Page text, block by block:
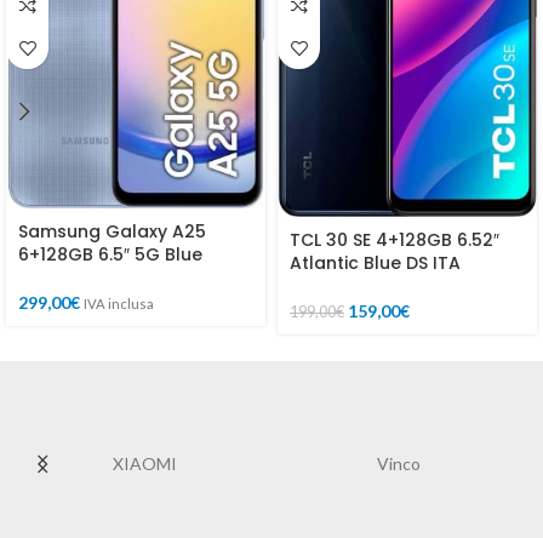
Samsung Galaxy A25
6+128GB 6.5″ 5G Blue
299,00€ IVA inclusa
TCL 30 SE 4+128GB 6.52″
Atlantic Blue DS ITA
199,00€ 159,00€
XIAOMI Vinco